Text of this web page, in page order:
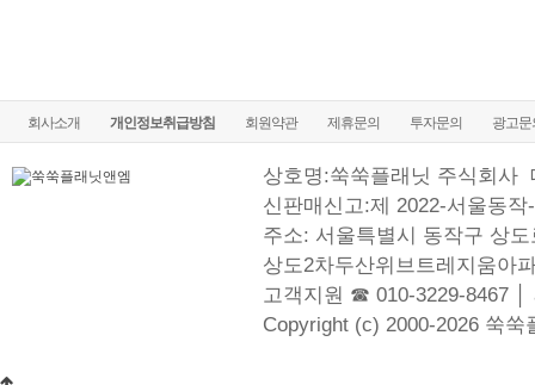
회사소개 개인정보취급방침 회원약관 제휴문의 투자문의 광고문
상호명:쑥쑥플래닛 주식회사
신판매신고:제 2022-서울동작
주소: 서울특별시 동작구 상
상도2차두산위브트레지움아
고객지원 ☎ 010-3229-8467 │
Copyright (c) 2000-2026 쑥